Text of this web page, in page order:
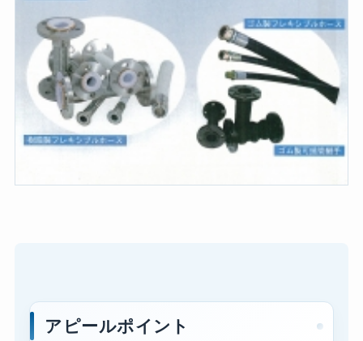
アピールポイント